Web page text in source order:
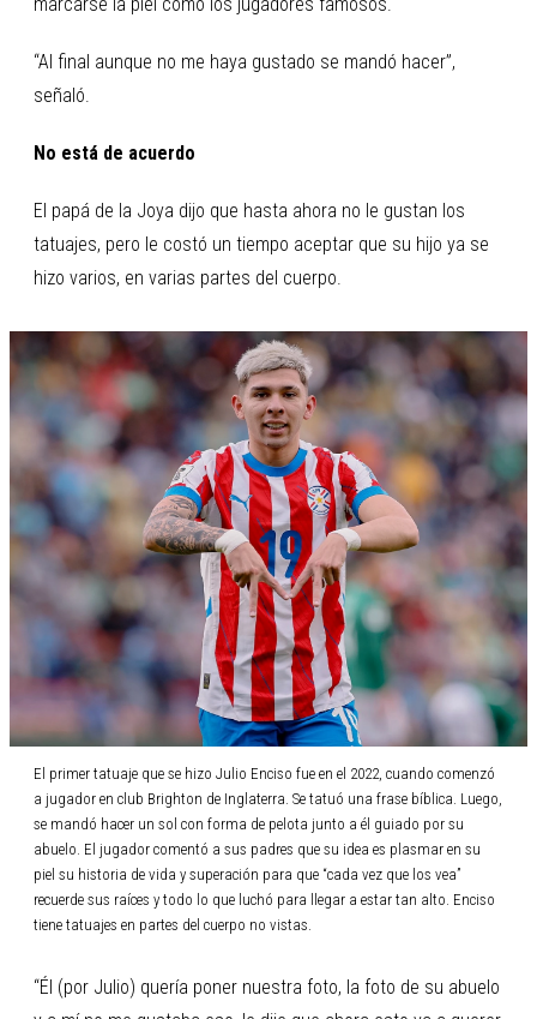
“Al final aunque no me haya gustado se mandó hacer”,
señaló.
No está de acuerdo
El papá de la Joya dijo que hasta ahora no le gustan los
tatuajes, pero le costó un tiempo aceptar que su hijo ya se
hizo varios, en varias partes del cuerpo.
El primer tatuaje que se hizo Julio Enciso fue en el 2022, cuando comenzó
a jugador en club Brighton de Inglaterra. Se tatuó una frase bíblica. Luego,
se mandó hacer un sol con forma de pelota junto a él guiado por su
abuelo. El jugador comentó a sus padres que su idea es plasmar en su
piel su historia de vida y superación para que “cada vez que los vea”
recuerde sus raíces y todo lo que luchó para llegar a estar tan alto. Enciso
tiene tatuajes en partes del cuerpo no vistas.
“Él (por Julio) quería poner nuestra foto, la foto de su abuelo